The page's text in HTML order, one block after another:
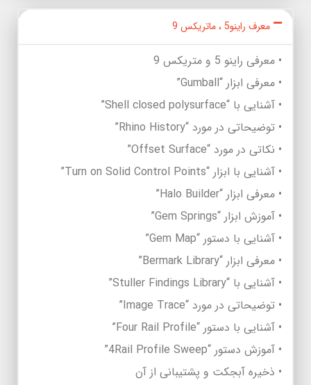
معرف راینو5 ، ماتریکس 9
• معرفی راینو 5 و متریکس 9
• معرفی ابزار “Gumball”
• آشنایی با “Shell closed polysurface”
• توضیحاتی در مورد “Rhino History”
• نکاتی در مورد “Offset Surface”
• آشنایی با ابزار “Turn on Solid Control Points”
• معرفی ابزار “Halo Builder”
• آموزش ابزار “Gem Springs”
• آشنایی با دستور “Gem Map”
• معرفی ابزار “Bermark Library”
• آشنایی با “Stuller Findings Library”
• توضیحاتی در مورد “Image Trace”
• آشنایی با دستور “Four Rail Profile”
• آموزش دستور “4Rail Profile Sweep”
• ذخیره آبجکت و پشتیبانی از آن